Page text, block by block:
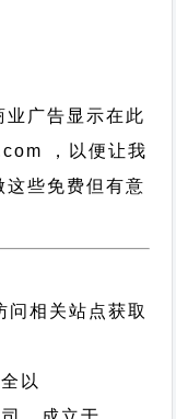
业广告显示在此
，以便让我
这些免费但有意
相关站点获取
以